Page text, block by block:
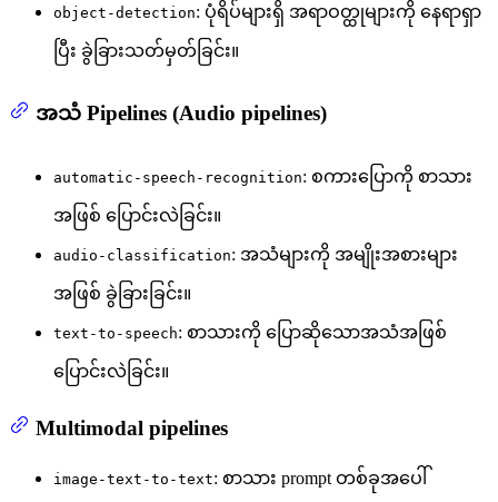
object-detection: ပုံရိပ်များရှိ အရာဝတ္ထုများကို နေရာရှာ
ပြီး ခွဲခြားသတ်မှတ်ခြင်း။
အသံ Pipelines (Audio pipelines)
automatic-speech-recognition: စကားပြောကို စာသား
အဖြစ် ပြောင်းလဲခြင်း။
audio-classification: အသံများကို အမျိုးအစားများ
အဖြစ် ခွဲခြားခြင်း။
text-to-speech: စာသားကို ပြောဆိုသောအသံအဖြစ်
ပြောင်းလဲခြင်း။
Multimodal pipelines
image-text-to-text: စာသား prompt တစ်ခုအပေါ်